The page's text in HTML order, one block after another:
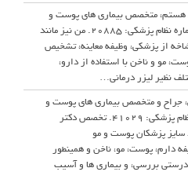
هستم، متخصص بیماری های پوست و
مو (درماتولوژی) به شماره نظام پزشکی: 20885. من نیز مانند
از پزشکی، وظیفه معاینه، تشخیص
مو و ناخن با استفاده از دارو،
نظیر لیزر درمانی…
جراح و متخصص بیماری های پوست و
مو هستم به شماره نظام پزشکی: 41029. تخصص دکتر
سایز پزشکان پوست و مو
دارم، پوست، مو، ناخن و همینطور
بررسی، و بیماری ها و آسیب